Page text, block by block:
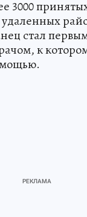
3000
стал
к